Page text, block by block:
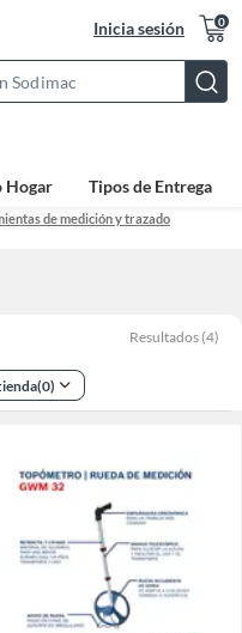
Inicia sesión 0
Bar
Hogar Tipos de Entrega
de medición y trazado
Resultados (4)
(0)